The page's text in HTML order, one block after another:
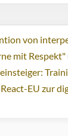
von
mit Respekt"
EU zur